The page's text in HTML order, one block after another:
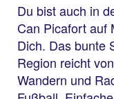
Du bist auch in
Can Picafort auf
Dich. Das bunte
Region reicht
Wandern und